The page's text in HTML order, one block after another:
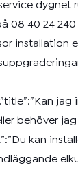
dygnet
08 40 24
installation
jag
behöver jag
kan